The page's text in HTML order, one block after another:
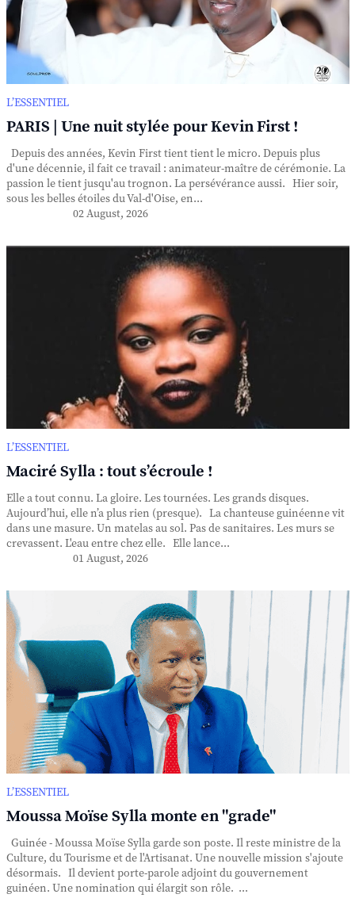
L’ESSENTIEL
PARIS | Une nuit stylée pour Kevin First !
Depuis des années, Kevin First tient tient le micro. Depuis plus
d'une décennie, il fait ce travail : animateur-maître de cérémonie. La
passion le tient jusqu'au trognon. La persévérance aussi. Hier soir,
sous les belles étoiles du Val-d'Oise, en...
02 August, 2026
L’ESSENTIEL
Maciré Sylla : tout s’écroule !
Elle a tout connu. La gloire. Les tournées. Les grands disques.
Aujourd’hui, elle n’a plus rien (presque). La chanteuse guinéenne vit
dans une masure. Un matelas au sol. Pas de sanitaires. Les murs se
crevassent. L'eau entre chez elle. Elle lance...
01 August, 2026
L’ESSENTIEL
Moussa Moïse Sylla monte en "grade"
Guinée - Moussa Moïse Sylla garde son poste. Il reste ministre de la
Culture, du Tourisme et de l'Artisanat. Une nouvelle mission s'ajoute
désormais. Il devient porte-parole adjoint du gouvernement
guinéen. Une nomination qui élargit son rôle. ...